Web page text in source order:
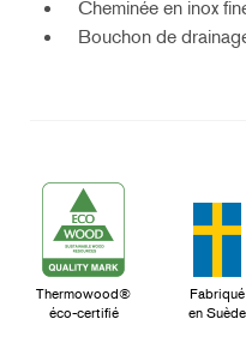
Cheminée en inox
Bouchon de
Thermowood®
éco-certifié
Fabriqué
en Suède